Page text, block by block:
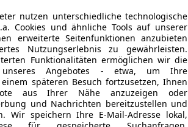
nutzen unterschiedliche technologische
Cookies und ähnliche Tools auf unserer
erweiterte Seitenfunktionen anzubieten
Nutzungserlebnis zu gewährleisten.
Funktionalitäten ermöglichen wir die
unseres Angebotes - etwa, um Ihre
späteren Besuch fortzusetzen, Ihnen
aus Ihrer Nähe anzuzeigen oder
und Nachrichten bereitzustellen und
Wir speichern Ihre E-Mail-Adresse lokal,